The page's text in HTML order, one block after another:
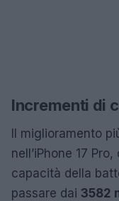
Incrementi di
Il miglioramento
nell’iPhone 17
capacità della
passare dai 3582